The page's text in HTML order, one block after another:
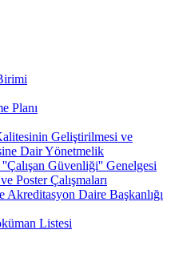
Planı
Geliştirilmesi ve
Dair Yönetmelik
''Çalışan Güvenliği'' Genelgesi
Poster Çalışmaları
Akreditasyon Daire Başkanlığı
Listesi